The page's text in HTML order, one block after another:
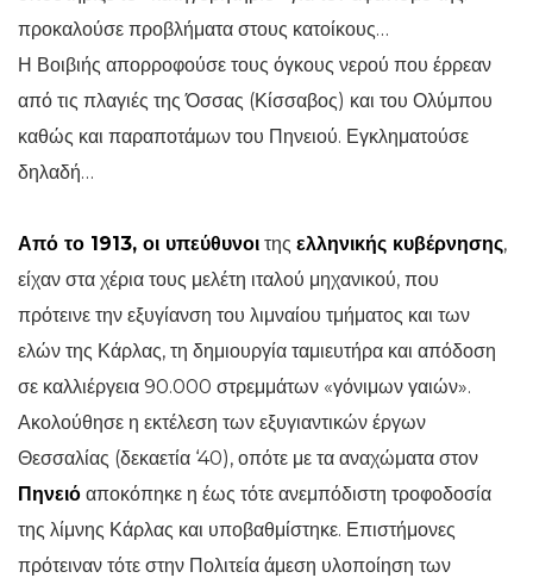
προκαλούσε προβλήματα στους κατοίκους…
Η Βοιβιής απορροφούσε τους όγκους νερού που έρρεαν
από τις πλαγιές της Όσσας (Κίσσαβος) και του Ολύμπου
καθώς και παραποτάμων του Πηνειού. Εγκληματούσε
δηλαδή…
Από το 1913, οι υπεύθυνοι της ελληνικής κυβέρνησης,
είχαν στα χέρια τους μελέτη ιταλού μηχανικού, που
πρότεινε την εξυγίανση του λιμναίου τμήματος και των
ελών της Κάρλας, τη δημιουργία ταμιευτήρα και απόδοση
σε καλλιέργεια 90.000 στρεμμάτων «γόνιμων γαιών».
Ακολούθησε η εκτέλεση των εξυγιαντικών έργων
Θεσσαλίας (δεκαετία ‘40), οπότε με τα αναχώματα στον
Πηνειό αποκόπηκε η έως τότε ανεμπόδιστη τροφοδοσία
της λίμνης Κάρλας και υποβαθμίστηκε. Επιστήμονες
πρότειναν τότε στην Πολιτεία άμεση υλοποίηση των